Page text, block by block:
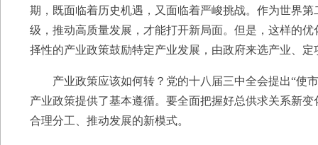
期，既面临着历史机遇，又面临着严峻挑战。作为世界
级，推动高质量发展，才能打开新局面。但是，这样的
择性的产业政策鼓励特定产业发展，由政府来选产业、
产业政策应该如何转？党的十八届三中全会提出“使市
产业政策提供了基本遵循。要全面把握好总供求关系新
合理分工、推动发展的新模式。